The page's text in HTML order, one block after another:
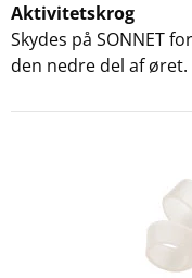
Aktivitetskrog
Skydes på SONNET
den nedre del af øret.